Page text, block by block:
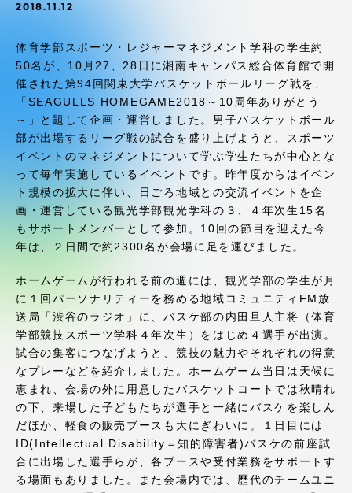
2018.11.12
体育学部スポーツ・レジャーマネジメント学科の学生約
50名が、10月27、28日に湘南キャンパス総合体育館で開
催された第94回関東大学バスケットボールリーグ戦を、
「SEAGULLS HOMEGAME2018～10周年ありがとう
～」と題して企画・運営しました。男子バスケットボール
部が出場するリーグ戦の試合を盛り上げようと、スポーツ
イベントのマネジメントについて学ぶ学生たちが中心とな
って毎年実施しているイベントです。昨年度からはイベン
ト規模の拡大に伴い、日ごろ地域との交流イベントを企
画・運営している観光学部観光学科の３、４年次生15名
もサポートメンバーとして参加。10回の節目を迎えた今
年は、２日間で約2300名が会場に足を運びました。
ホームゲームが行われる前の週には、観光学部の学生が月
に１回パーソナリティーを務める地域コミュニティFM放
送局「渋谷のラジオ」に、バスケ部の内田旦人主将（体育
学部競技スポーツ学科４年次生）をはじめ４選手が出演。
試合の集客につなげようと、競技の魅力やそれぞれの得意
なプレーなどを紹介しました。ホームゲーム当日は天候に
恵まれ、会場の外に用意したバスケットコートでは秋晴れ
の下、来場した子どもたちが選手と一緒にバスケを楽しん
だほか、軽食の販売ブースも大にぎわいに。１日目には
ID(Intellectual Disability＝知的障害者)バスケの前座試
合に出場した選手らが、各ブースや受付業務をサポートす
る場面もありました。また会場内では、歴代のチームユニ
受験・入学案内
学生生活
グローバルネットワーク
学外連携
学園ネットワーク
各種情報・お問い合わせ
アクセス情報
品川キャンパス 湘南キャンパス
伊勢原キャンパス 静岡キャンパス